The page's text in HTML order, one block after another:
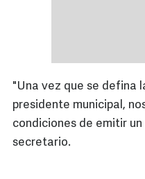
"Una vez que se defina
presidente municipal,
condiciones de emitir
secretario.